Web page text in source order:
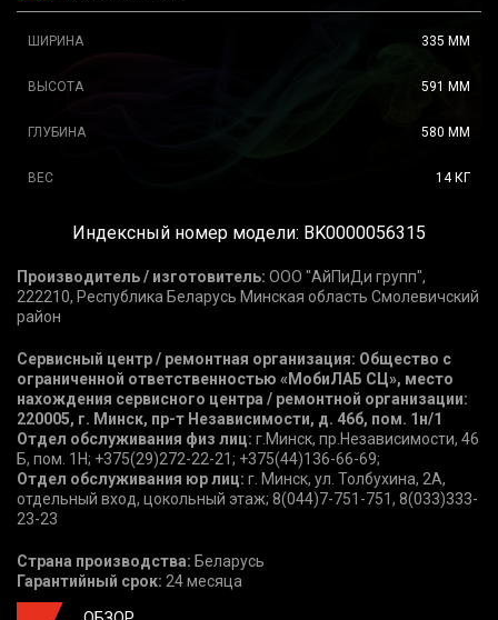
ШИРИНА 335 ММ
ВЫСОТА 591 ММ
ГЛУБИНА 580 ММ
ВЕС 14 КГ
Индексный номер модели: BK0000056315
Производитель / изготовитель: ООО "АйПиДи групп",
222210, Республика Беларусь Минская область Смолевичский
район
Сервисный центр / ремонтная организация: Общество с
ограниченной ответственностью «МобиЛАБ СЦ», место
нахождения сервисного центра / ремонтной организации:
220005, г. Минск, пр-т Независимости, д. 46б, пом. 1н/1
Отдел обслуживания физ лиц: г.Минск, пр.Независимости, 46
Б, пом. 1Н; +375(29)272-22-21; +375(44)136-66-69;
Отдел обслуживания юр лиц: г. Минск, ул. Толбухина, 2А,
отдельный вход, цокольный этаж; 8(044)7-751-751, 8(033)333-
23-23
Страна производства: Беларусь
Гарантийный срок: 24 месяца